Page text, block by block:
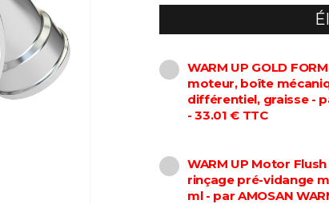
WARM UP GOLD
moteur, boîte
différentiel, graisse -
- 33.01 € TTC
WARM UP Motor
rinçage pré-vidange
ml - par AMOSAN